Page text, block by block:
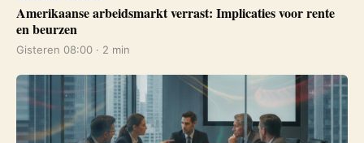
Amerikaanse arbeidsmarkt verrast: Implicaties voor rente
en beurzen
Gisteren 08:00 · 2 min